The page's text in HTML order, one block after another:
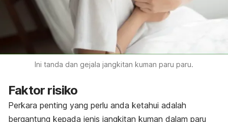
Ini tanda dan gejala jangkitan kuman paru paru.
Faktor risiko
Perkara penting yang perlu anda ketahui adalah
bergantung kepada jenis jangkitan kuman dalam paru